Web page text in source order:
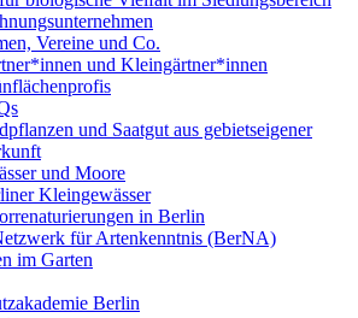
Vereine und Co.
und Kleingärtner*innen
und Saatgut aus gebietseigener
und Moore
Kleingewässer
in Berlin
für Artenkenntnis (BerNA)
im Garten
Berlin